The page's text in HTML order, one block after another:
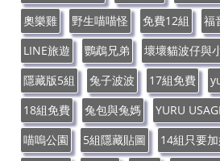
奧樂雞
野生喵喵怪 免費12組 福
LINE旅遊
鸚鵡兄弟 壞壞貓波仔與
隱藏版5組
兔子波波 17組免費
18組免費
兔包與兔媽 YURU USAGI
喵嗚公園
5組隱藏貼圖 14組只要